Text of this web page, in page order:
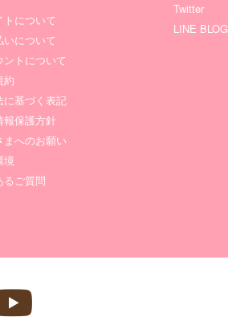
トについて
いについて
ントについて
約
に基づく表記
報保護方針
まへのお願い
境
るご質問
Twitter
LINE BLOG